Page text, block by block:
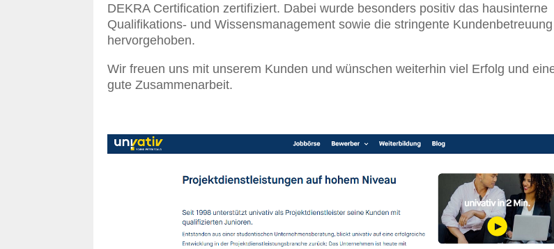
DEKRA Certification zertifiziert. Dabei wurde besonders positiv das hausinterne
Qualifikations- und Wissensmanagement sowie die stringente Kundenbetreuung
hervorgehoben.
Wir freuen uns mit unserem Kunden und wünschen weiterhin viel Erfolg und
gute Zusammenarbeit.